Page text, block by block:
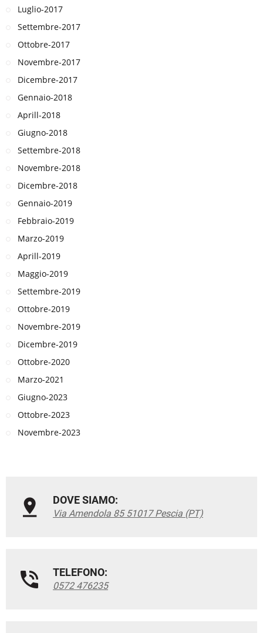
Luglio-2017
Settembre-2017
Ottobre-2017
Novembre-2017
Dicembre-2017
Gennaio-2018
Aprill-2018
Giugno-2018
Settembre-2018
Novembre-2018
Dicembre-2018
Gennaio-2019
Febbraio-2019
Marzo-2019
Aprill-2019
Maggio-2019
Settembre-2019
Ottobre-2019
Novembre-2019
Dicembre-2019
Ottobre-2020
Marzo-2021
Giugno-2023
Ottobre-2023
Novembre-2023
DOVE SIAMO:
Via Amendola 85 51017 Pescia (PT)
TELEFONO:
0572 476235